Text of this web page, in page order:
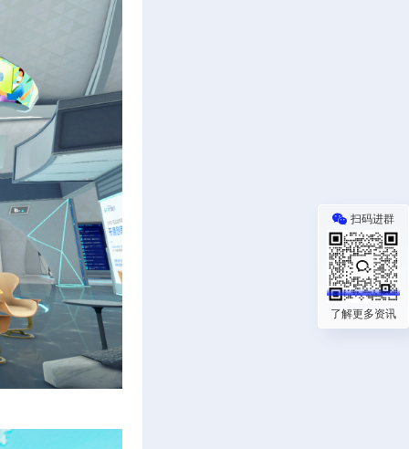
扫码进群
了解更多资讯